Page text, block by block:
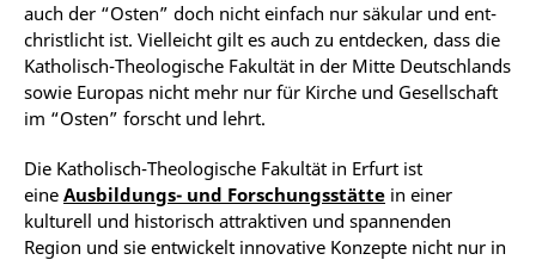
auch der “Osten” doch nicht einfach nur säkular und ent-
christlicht ist. Vielleicht gilt es auch zu entdecken, dass die
Katholisch-Theologische Fakultät in der Mitte Deutschlands
sowie Europas nicht mehr nur für Kirche und Gesellschaft
im “Osten” forscht und lehrt.
Die Katholisch-Theologische Fakultät in Erfurt ist
eine Ausbildungs- und Forschungsstätte in einer
kulturell und historisch attraktiven und spannenden
Region und sie entwickelt innovative Konzepte nicht nur in